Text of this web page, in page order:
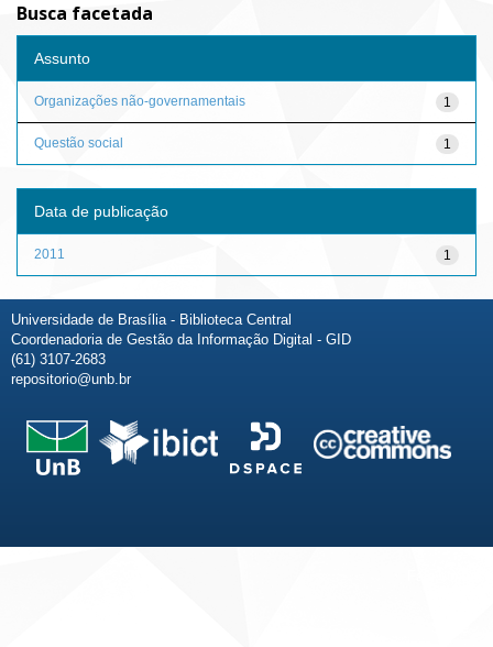
Busca facetada
Assunto
1
Organizações não-governamentais
1
Questão social
Data de publicação
1
2011
Universidade de Brasília - Biblioteca Central
Coordenadoria de Gestão da Informação Digital - GID
(61) 3107-2683
repositorio@unb.br